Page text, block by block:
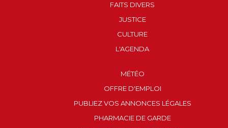
FAITS DIVERS
JUSTICE
CULTURE
L'AGENDA
MÉTÉO
OFFRE D'EMPLOI
PUBLIEZ VOS ANNONCES LÉGALES
PHARMACIE DE GARDE